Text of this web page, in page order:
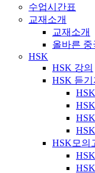
수업시간표
교재소개
교재소개
올바른 중
HSK
HSK 강의
HSK 듣기
HSK모의